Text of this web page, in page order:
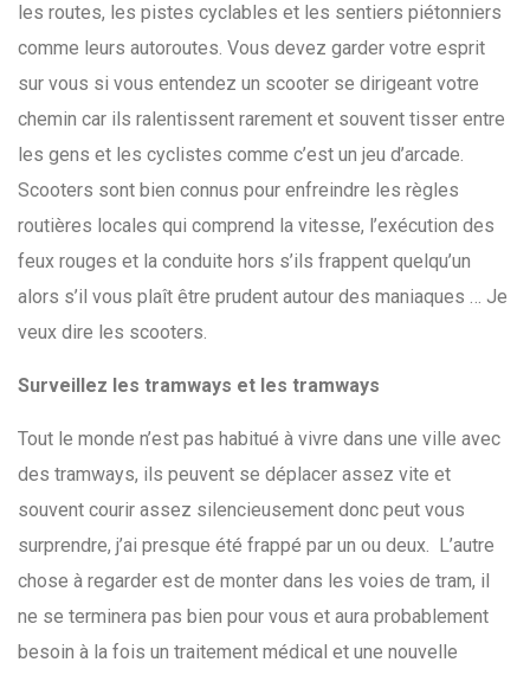
les routes, les pistes cyclables et les sentiers piétonniers
comme leurs autoroutes. Vous devez garder votre esprit
sur vous si vous entendez un scooter se dirigeant votre
chemin car ils ralentissent rarement et souvent tisser entre
les gens et les cyclistes comme c’est un jeu d’arcade.
Scooters sont bien connus pour enfreindre les règles
routières locales qui comprend la vitesse, l’exécution des
feux rouges et la conduite hors s’ils frappent quelqu’un
alors s’il vous plaît être prudent autour des maniaques … Je
veux dire les scooters.
Surveillez les tramways et les tramways
Tout le monde n’est pas habitué à vivre dans une ville avec
des tramways, ils peuvent se déplacer assez vite et
souvent courir assez silencieusement donc peut vous
surprendre, j’ai presque été frappé par un ou deux. L’autre
chose à regarder est de monter dans les voies de tram, il
ne se terminera pas bien pour vous et aura probablement
besoin à la fois un traitement médical et une nouvelle